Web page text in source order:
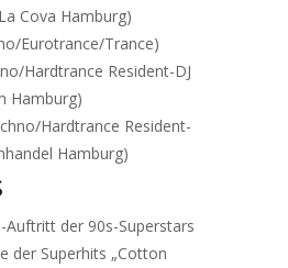
Cova Hamburg)
Eurotrance/Trance)
Hardtrance Resident-DJ
Hamburg)
Hardtrance Resident-
Hamburg)
Auftritt der 90s-Superstars
der Superhits „Cotton